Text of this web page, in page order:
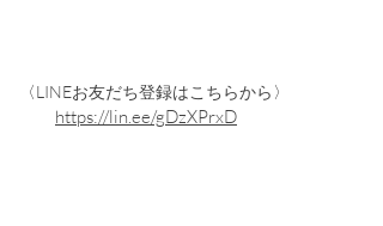
〈LINEお友だち登録はこちらから〉
https://lin.ee/gDzXPrxD